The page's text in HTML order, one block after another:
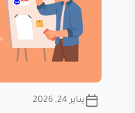
يناير 24, 2026